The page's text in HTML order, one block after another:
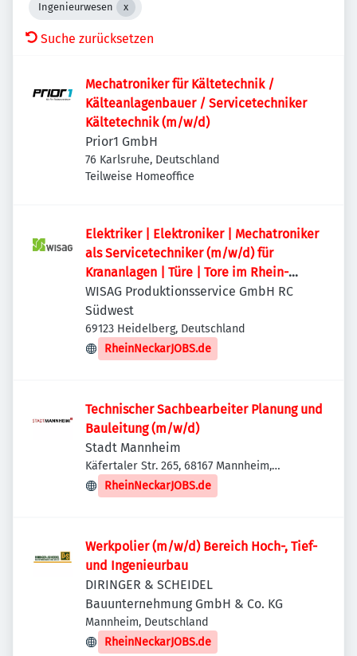
Ingenieurwesen
Suche zurücksetzen
Mechatroniker für Kältetechnik /
Kälteanlagenbauer / Servicetechniker
Kältetechnik (m/w/d)
Prior1 GmbH
76 Karlsruhe, Deutschland
Teilweise Homeoffice
Elektriker | Elektroniker | Mechatroniker
als Servicetechniker (m/w/d) für
Krananlagen | Türe | Tore im Rhein-
Neckar-Kreis
WISAG Produktionsservice GmbH RC
Südwest
69123 Heidelberg, Deutschland
RheinNeckarJOBS.de
Technischer Sachbearbeiter Planung und
Bauleitung (m/w/d)
Stadt Mannheim
Käfertaler Str. 265, 68167 Mannheim,
Deutschland
RheinNeckarJOBS.de
Werkpolier (m/w/d) Bereich Hoch-, Tief-
und Ingenieurbau
DIRINGER & SCHEIDEL
Bauunternehmung GmbH & Co. KG
Mannheim, Deutschland
RheinNeckarJOBS.de